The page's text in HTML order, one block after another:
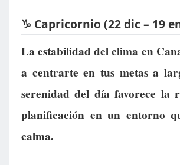
♑ Capricornio (22 dic – 19
La estabilidad del clima en
a centrarte en tus metas a
serenidad del día favorece la
planificación en un entorno
calma.